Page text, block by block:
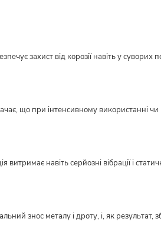
захист від корозії навіть у
що при інтенсивному використанні чи
навіть серйозні вібрації і
знос металу і дроту, і, як результат,